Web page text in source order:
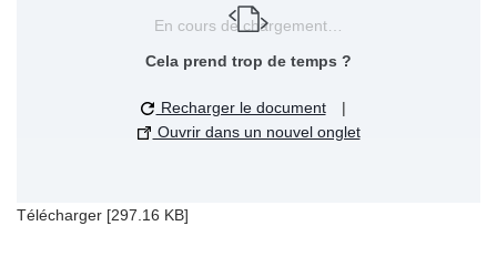
En cours de chargement…
Cela prend trop de temps ?
Recharger le document
|
Ouvrir dans un nouvel onglet
Télécharger [297.16 KB]